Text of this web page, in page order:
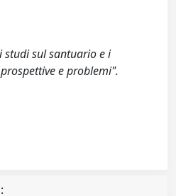
studi sul santuario e i
e problemi".